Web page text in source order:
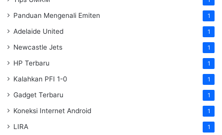
Panduan Mengenali Emiten 1
Adelaide United 1
Newcastle Jets 1
HP Terbaru 1
Kalahkan PFI 1-0 1
Gadget Terbaru 1
Koneksi Internet Android 1
LIRA 1